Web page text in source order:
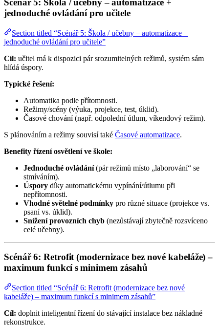
Scénář 5: Škola / učebny – automatizace +
jednoduché ovládání pro učitele
Section titled “Scénář 5: Škola / učebny – automatizace +
jednoduché ovládání pro učitele”
Cíl: učitel má k dispozici pár srozumitelných režimů, systém sám
hlídá úspory.
Typické řešení:
Automatika podle přítomnosti.
Režimy/scény (výuka, projekce, test, úklid).
Časové chování (např. odpolední útlum, víkendový režim).
S plánováním a režimy souvisí také Časové automatizace.
Benefity řízení osvětlení ve škole:
Jednoduché ovládání(pár režimů místo „laborování“ se
stmíváním).
Úspory díky automatickému vypínání/útlumu při
nepřítomnosti.
Vhodné světelné podmínky pro různé situace (projekce vs.
psaní vs. úklid).
Snížení provozních chyb (nezůstávají zbytečně rozsvíceno
celé učebny).
Scénář 6: Retrofit (modernizace bez nové kabeláže) –
maximum funkcí s minimem zásahů
Section titled “Scénář 6: Retrofit (modernizace bez nové
kabeláže) – maximum funkcí s minimem zásahů”
Cíl: doplnit inteligentní řízení do stávající instalace bez nákladné
rekonstrukce.